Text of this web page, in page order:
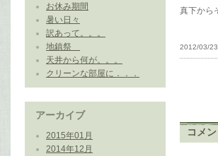
お休み期間
暑い日々
訳あって。。。
地鎮祭
天井から何が。。。
クリーンな部屋に．．．
アーカイブ
2015年01月
2014年12月
真下から
2012/03/
コメン